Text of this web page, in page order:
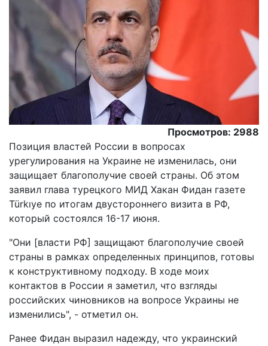
Просмотров: 2988
Позиция властей России в вопросах
урегулирования на Украине не изменилась, они
защищает благополучие своей страны. Об этом
заявил глава турецкого МИД Хакан Фидан газете
Türkıye по итогам двустороннего визита в РФ,
который состоялся 16-17 июня.
"Они [власти РФ] защищают благополучие своей
страны в рамках определенных принципов, готовы
к конструктивному подходу. В ходе моих
контактов в России я заметил, что взгляды
российских чиновников на вопросе Украины не
изменились", - отметил он.
Ранее Фидан выразил надежду, что украинский